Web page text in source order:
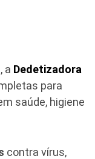
a Dedetizadora
para
saúde, higiene
contra vírus,